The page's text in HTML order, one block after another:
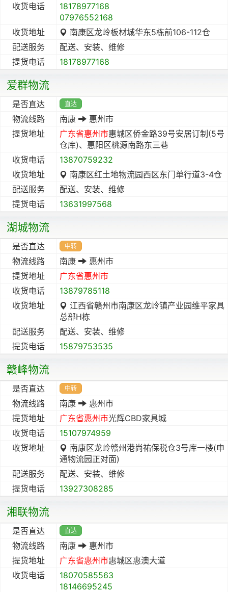
收货电话
18178977168
07976552168
收货地址
南康区龙岭板材城华东5栋前106-112仓
配送服务
配送、安装、维修
提货电话
18178977168
爱群物流
是否直达 直达
物流线路 南康
惠州市
提货地址
广东省惠州市惠城区侨金路39号安居订制(5号
仓库)、惠阳区桃源南路东三巷
收货电话
13870759232
收货地址
南康区红土地物流园西区东门单行道3-4仓
配送服务
配送、安装、维修
提货电话
13631997568
湖城物流
是否直达 中转
物流线路 南康
惠州市
提货地址
广东省惠州市
收货电话
13879785118
收货地址
江西省赣州市南康区龙岭镇产业园维平家具
总部H栋
配送服务
配送、安装、维修
提货电话
15879753535
赣峰物流
是否直达 中转
物流线路 南康
惠州市
提货地址
广东省惠州市光辉CBD家具城
收货电话
15107974959
收货地址
南康区龙岭赣州港尚祐保税仓3号库一楼(申
通物流园正对面)
配送服务
配送、安装、维修
提货电话
13927308285
湘联物流
是否直达 直达
物流线路 南康
惠州市
提货地址
广东省惠州市惠城区惠澳大道
收货电话
18070585563
18146695245